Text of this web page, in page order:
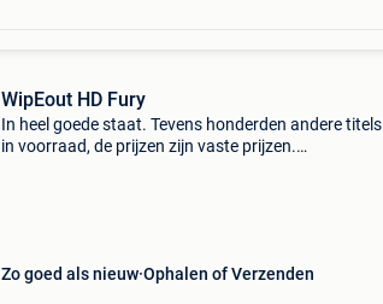
WipEout HD Fury
In heel goede staat. Tevens honderden andere titels
in voorraad, de prijzen zijn vaste prijzen.
Zo goed als nieuw Ophalen of Verzenden